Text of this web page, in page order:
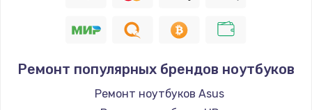
Ремонт популярных брендов ноутбуков
Ремонт ноутбуков Asus